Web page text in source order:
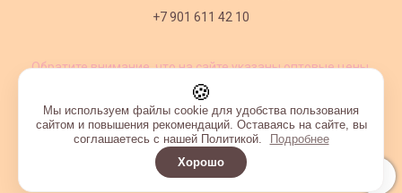
+7 901 611 42 10
Обратите внимание, что на сайте указаны оптовые цены,
Интернет-магазин создан на InSales
🍪
Мы используем файлы cookie для удобства пользования
сайтом и повышения рекомендаций. Оставаясь на сайте, вы
соглашаетесь с нашей Политикой.
Подробнее
Хорошо